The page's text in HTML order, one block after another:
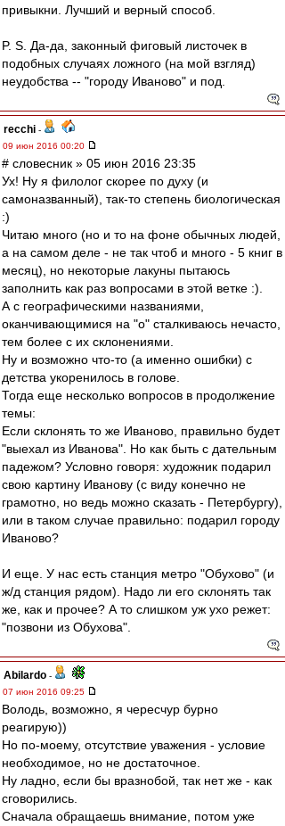
привыкни. Лучший и верный способ.
P. S. Да-да, законный фиговый листочек в
подобных случаях ложного (на мой взгляд)
неудобства -- "городу Иваново" и под.
recchi -
09 июн 2016 00:20
# словесник » 05 июн 2016 23:35
Ух! Ну я филолог скорее по духу (и
самоназванный), так-то степень биологическая
:)
Читаю много (но и то на фоне обычных людей,
а на самом деле - не так чтоб и много - 5 книг в
месяц), но некоторые лакуны пытаюсь
заполнить как раз вопросами в этой ветке :).
А с географическими названиями,
оканчивающимися на "о" сталкиваюсь нечасто,
тем более с их склонениями.
Ну и возможно что-то (а именно ошибки) с
детства укоренилось в голове.
Тогда еще несколько вопросов в продолжение
темы:
Если склонять то же Иваново, правильно будет
"выехал из Иванова". Но как быть с дательным
падежом? Условно говоря: художник подарил
свою картину Иванову (с виду конечно не
грамотно, но ведь можно сказать - Петербургу),
или в таком случае правильно: подарил городу
Иваново?
И еще. У нас есть станция метро "Обухово" (и
ж/д станция рядом). Надо ли его склонять так
же, как и прочее? А то слишком уж ухо режет:
"позвони из Обухова".
Abilardo -
07 июн 2016 09:25
Володь, возможно, я чересчур бурно
реагирую))
Но по-моему, отсутствие уважения - условие
необходимое, но не достаточное.
Ну ладно, если бы вразнобой, так нет же - как
сговорились.
Сначала обращаешь внимание, потом уже